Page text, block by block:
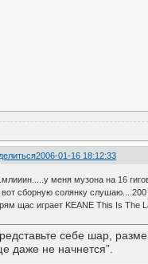
2006-01-16 18:12:33
меня музона на 16
сборную солянку слушаю....200
щас играет KEANE This Is The
себе шар,
даже не начнется”.